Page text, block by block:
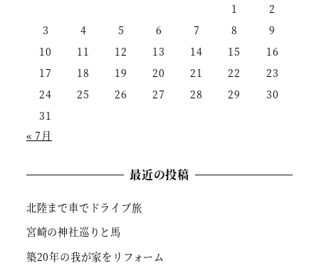
1
2
3
4 5 6 7 8
9
10
11 12 13 14 15
16
17
18 19 20 21 22
23
24
25 26 27 28 29
30
31
« 7月
最近の投稿
北陸まで車でドライブ旅
宮崎の神社巡りと馬
築20年の我が家をリフォーム